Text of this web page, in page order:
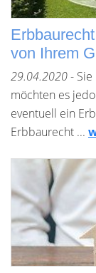
von Ihrem
29.04.2020-
möchten es
eventuell ein
Erbbaurecht ...